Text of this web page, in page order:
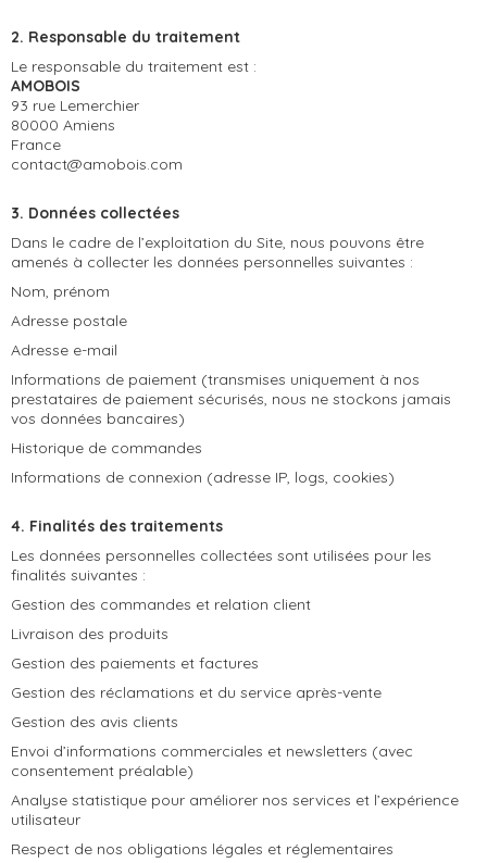
2. Responsable du traitement
Le responsable du traitement est :
AMOBOIS
93 rue Lemerchier
80000 Amiens
France
contact@amobois.com
3. Données collectées
Dans le cadre de l’exploitation du Site, nous pouvons être
amenés à collecter les données personnelles suivantes :
Nom, prénom
Adresse postale
Adresse e-mail
Informations de paiement (transmises uniquement à nos
prestataires de paiement sécurisés, nous ne stockons jamais
vos données bancaires)
Historique de commandes
Informations de connexion (adresse IP, logs, cookies)
4. Finalités des traitements
Les données personnelles collectées sont utilisées pour les
finalités suivantes :
Gestion des commandes et relation client
Livraison des produits
Gestion des paiements et factures
Gestion des réclamations et du service après-vente
Gestion des avis clients
Envoi d’informations commerciales et newsletters (avec
consentement préalable)
Analyse statistique pour améliorer nos services et l’expérience
utilisateur
Respect de nos obligations légales et réglementaires